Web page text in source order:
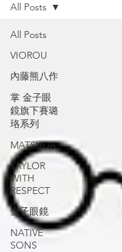
All Posts
VIOROU
內藤熊八作
掌 金子眼
鏡旗下賽璐
珞系列
MATSUDA
TAYLOR
WITH
RESPECT
金子眼鏡
NATIVE
SONS
All Posts